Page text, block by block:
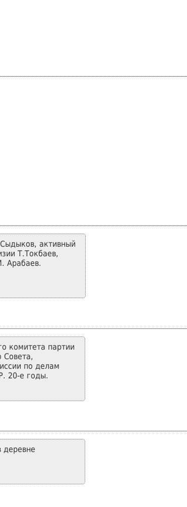
активный
Т.Токбаев,
Арабаев.
комитета партии
Совета,
по делам
20-е годы.